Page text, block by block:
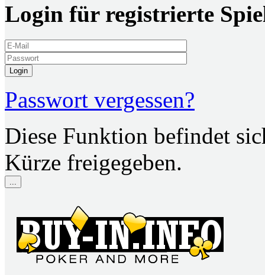
Login für registrierte
Login
Passwort vergessen?
Diese Funktion befindet
Kürze freigegeben.
...